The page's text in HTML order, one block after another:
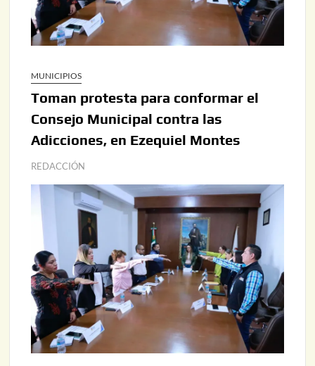
MUNICIPIOS
Toman protesta para conformar el
Consejo Municipal contra las
Adicciones, en Ezequiel Montes
REDACCIÓN